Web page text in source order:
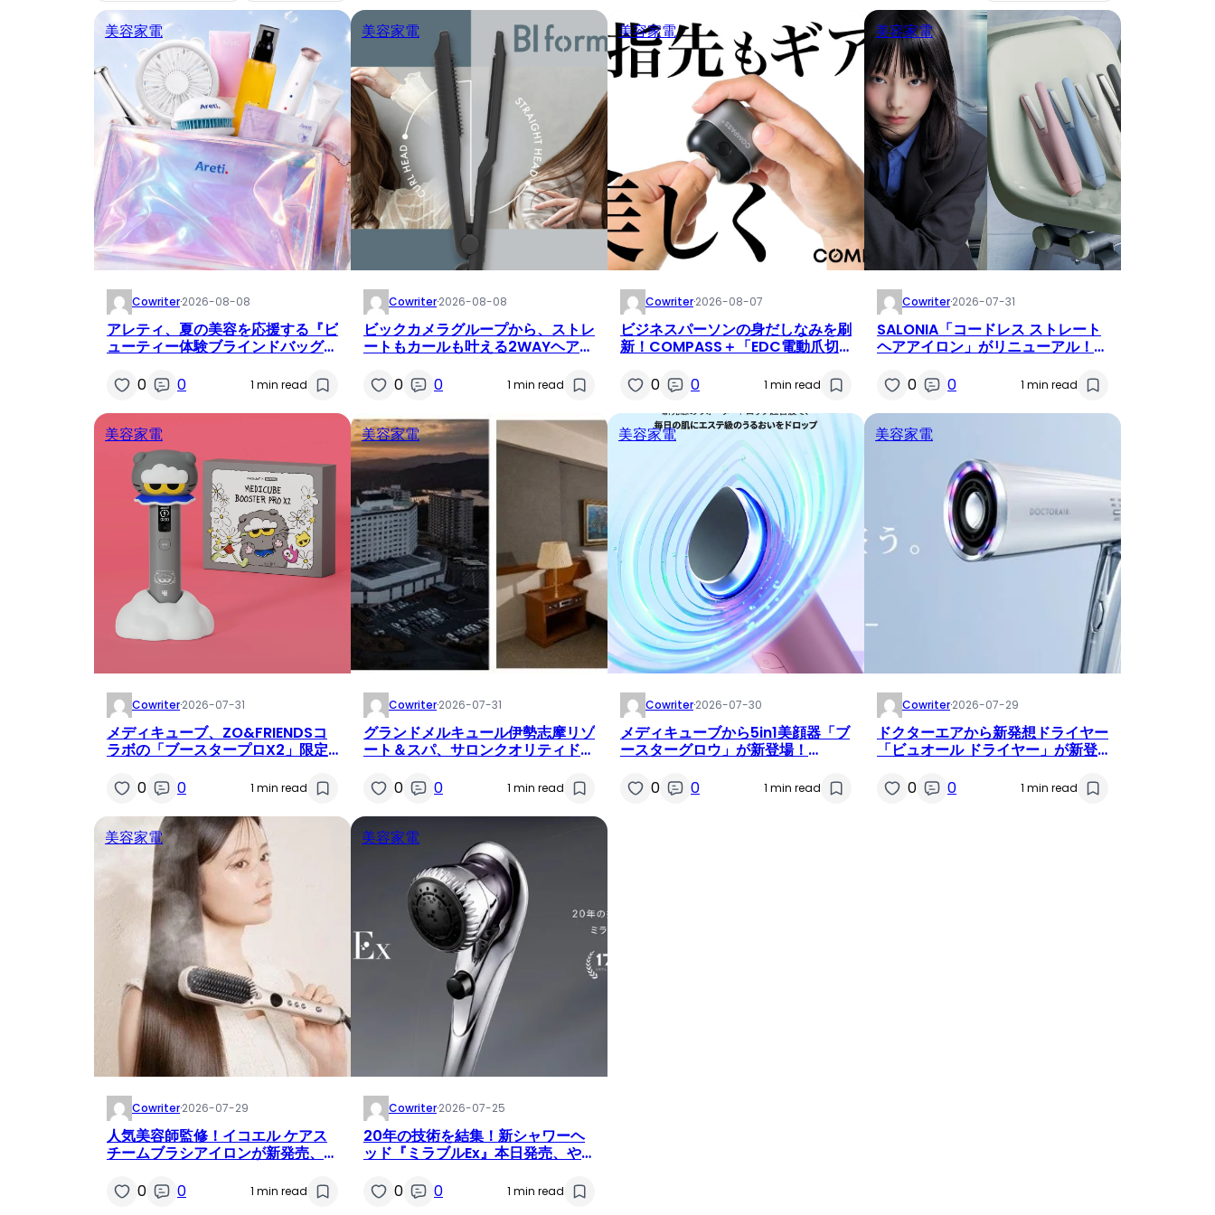
美容家電
Cowriter·2026-08-08
アレティ、夏の美容を応援する『ビ
ューティー体験ブラインドバッグ』
0
0 1 min read
美容家電
Cowriter·2026-08-08
ビックカメラグループから、ストレ
ートもカールも叶える2WAYヘアア
IRON」新発売
0 0 1 min read
美容家電
Cowriter·2026-08-07
ビジネスパーソンの身だしなみを刷
新！COMPASS＋「EDC電動爪切
0
0 1 min read
美容家電
Cowriter·2026-07-31
SALONIA「コードレス ストレート
ヘアアイロン」がリニューアル！立
リーンとライトグレーも登場
0 0 1 min read
美容家電
Cowriter·2026-07-31
メディキューブ、ZO&FRIENDSコ
ラボの「ブースタープロX2」限定
始！44%オフの特別価格
0 0 1 min read
美容家電
Cowriter·2026-07-31
グランドメルキュール伊勢志摩リゾ
ート＆スパ、サロンクオリティドラ
ホテル体験から自宅購入へ連携開始
0 0 1 min read
美容家電
Cowriter·2026-07-30
メディキューブから5in1美顔器「ブ
ースターグロウ」が新登場！
0
0 1 min read
美容家電
Cowriter·2026-07-29
ドクターエアから新発想ドライヤー
「ビュオール ドライヤー」が新登
ケア体験を提供
0 0 1 min read
美容家電
Cowriter·2026-07-29
人気美容師監修！イコエル ケアス
チームブラシアイロンが新発売、時
0
0 1 min read
美容家電
Cowriter·2026-07-25
20年の技術を結集！新シャワーヘ
ッド『ミラブルEx』本日発売、や
求
0 0 1 min read